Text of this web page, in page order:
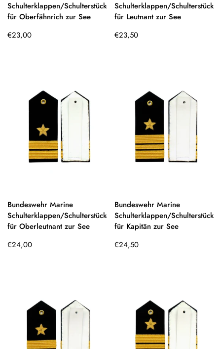
Schulterklappen/Schulterstücke
für Oberfähnrich zur See
Regulärer
€23,00
Schulterklappen/Schulterstücke
für Leutnant zur See
Regulärer
€23,50
Bundeswehr Marine
Schulterklappen/Schulterstücke
für Oberleutnant zur See
Regulärer
€24,00
Bundeswehr Marine
Schulterklappen/Schulterstücke
für Kapitän zur See
Regulärer
€24,50